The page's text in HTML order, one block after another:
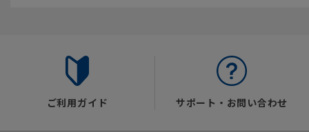
ご利用ガイド サポート・お問い合わせ